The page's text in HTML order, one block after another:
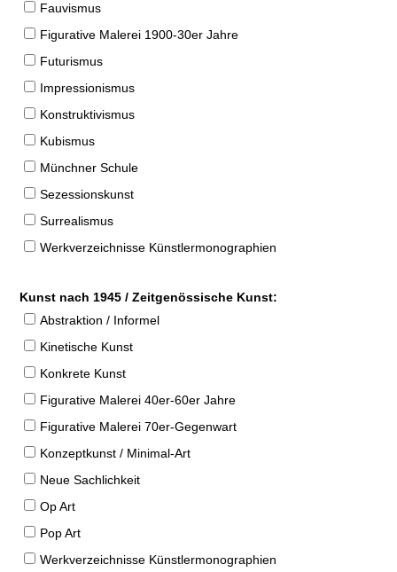
Fauvismus
Figurative Malerei 1900-30er Jahre
Futurismus
Impressionismus
Konstruktivismus
Kubismus
Münchner Schule
Sezessionskunst
Surrealismus
Werkverzeichnisse Künstlermonographien
Kunst nach 1945 / Zeitgenössische Kunst:
Abstraktion / Informel
Kinetische Kunst
Konkrete Kunst
Figurative Malerei 40er-60er Jahre
Figurative Malerei 70er-Gegenwart
Konzeptkunst / Minimal-Art
Neue Sachlichkeit
Op Art
Pop Art
Werkverzeichnisse Künstlermonographien